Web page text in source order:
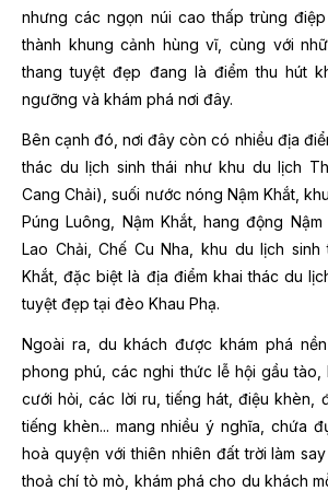
nhưng các ngọn núi cao thấp trùng
thành khung cảnh hùng vĩ, cùng với
thang tuyệt đẹp đang là điểm thu hút
ngưỡng và khám phá nơi đây.
Bên cạnh đó, nơi đây còn có nhiều địa
thác du lịch sinh thái như khu du lịch
Cang Chải), suối nước nóng Nậm Khắt,
Púng Luông, Nậm Khắt, hang động
Lao Chải, Chế Cu Nha, khu du lịch sinh
Khắt, đặc biệt là địa điểm khai thác du
tuyệt đẹp tại đèo Khau Phạ.
Ngoài ra, du khách được khám phá
phong phú, các nghi thức lễ hội gầu tào,
cưới hỏi, các lời ru, tiếng hát, điệu khèn,
tiếng khèn... mang nhiều ý nghĩa, chứa
hoà quyện với thiên nhiên đất trời làm
thoả chí tò mò, khám phá cho du khách